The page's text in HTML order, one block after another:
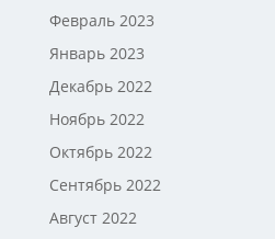
Февраль 2023
Январь 2023
Декабрь 2022
Ноябрь 2022
Октябрь 2022
Сентябрь 2022
Август 2022